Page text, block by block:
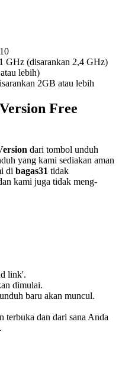
GHz (disarankan 2,4 GHz)
lebih)
2GB atau lebih
Free
dari tombol unduh
yang kami sediakan aman
di bagas31 tidak
kami juga tidak meng-
link'.
dimulai.
baru akan muncul.
terbuka dan dari sana Anda